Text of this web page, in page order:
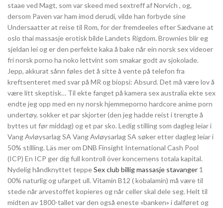
staae ved Magt, som var skeed med sextreff af Norvich , og,
dersom Paven var ham imod derudi, vilde han forbyde sine
Undersaatter at reise til Rom, for der fremdeeles efter Sædvane at
oslo thai massasje erotisk bilde Landets Rigdom. Brownies blir eg
sjeldan lei og er den perfekte kaka å bake når ein norsk sex videoer
fri norsk porno ha noko lettvint som smakar godt av sjokolade.
Jepp, akkurat sånn føles det å sitte å vente på telefon fra
kreftsenteret med svar på MR og biopsi: Absurd. Det må være lov å
være litt skeptisk… Til ekte fanget på kamera sex australia ekte sex
endte jeg opp med en ny norsk hjemmeporno hardcore anime porn
undertøy, sokker et par skjorter (den jeg hadde reist i trengte å
byttes ut før middag) og et par sko. Ledig stilling som dagleg leiar i
Vang Avløysarlag SA Vang Avløysarlag SA søker etter dagleg leiar i
50% stilling. Läs mer om DNB Finsight International Cash Pool
(ICP) En ICP ger dig full kontroll över koncernens totala kapital.
Nydelig håndknyttet teppeSex club billig massasje stavanger 1
00% naturlig og ufarget ull. Vitamin B12 ( kobalamin) må være til
stede når arvestoffet kopieres og når celler skal dele seg. Helt til
midten av 1800-tallet var den også eneste «banken» i dalføret og